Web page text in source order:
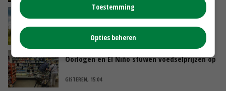
‘Rendement van Krullvarkens komt van de
overkant’
GISTEREN, 15:30
Oorlogen en El Niño stuwen voedselprijzen op
GISTEREN, 15:04
Toestemming
Opties beheren